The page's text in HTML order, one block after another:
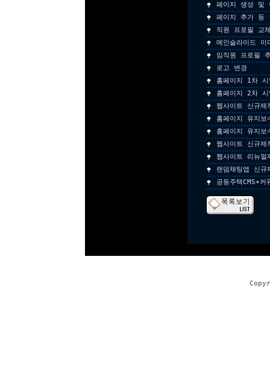
페이지 생성 및
페이지 추가 등
직원 프로필 교
메인슬라이드 이
임직원 프로필
로고 변경
홈페이지 1차 시
홈페이지 2차 시
웹사이트 신규제
홈페이지 유지보
홈페이지 유지보
웹사이트 신규제
웹사이트 리뉴얼
랜덤채팅앱 신규
공동주택CMS+